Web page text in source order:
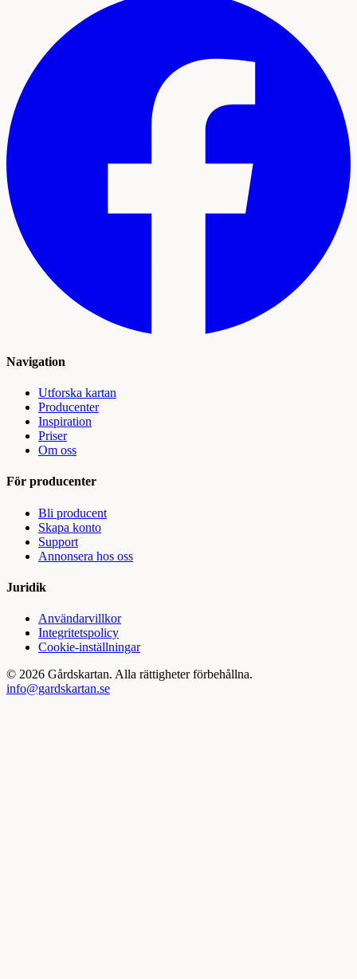
Navigation
Utforska kartan
Producenter
Inspiration
Priser
Om oss
För producenter
Bli producent
Skapa konto
Support
Annonsera hos oss
Juridik
Användarvillkor
Integritetspolicy
Cookie-inställningar
© 2026 Gårdskartan. Alla rättigheter förbehållna.
info@gardskartan.se